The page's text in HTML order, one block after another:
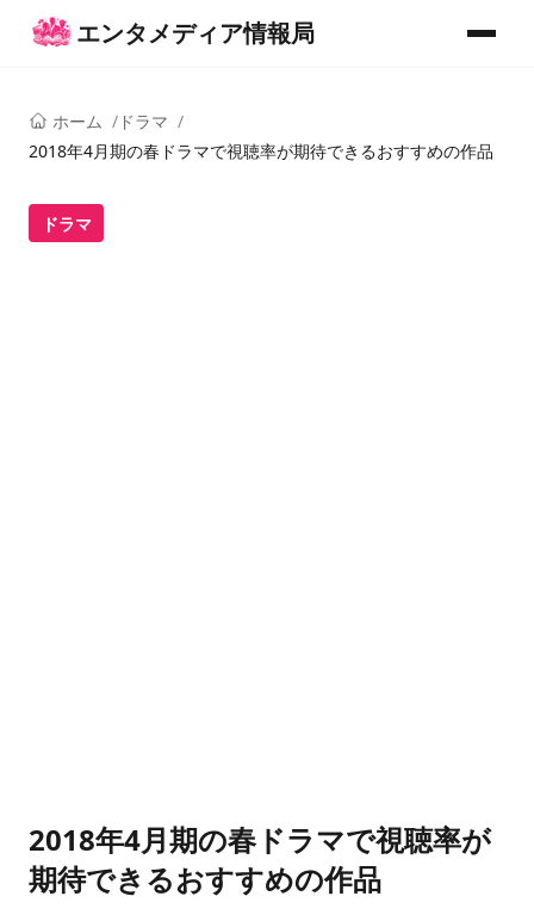
コンテンツへスキップ
エンタメディア情報局 メニュー
ホーム
ドラマ
2018年4月期の春ドラマで視聴率が期待できるおすすめの作品
ドラマ
2018年4月期の春ドラマで視聴率が
期待できるおすすめの作品